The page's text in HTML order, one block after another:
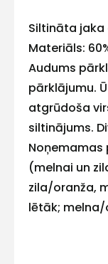
Siltināta jaka
Materiāls:
Audums
pārklājumu.
atgrūdoša
siltinājums.
Noņemamas
(melnai un
zila/oranža,
lētāk; melna/